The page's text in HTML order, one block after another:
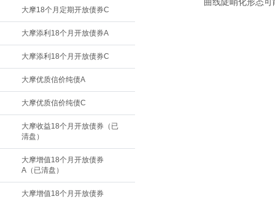
大摩18个月定期开放债券C
大摩添利18个月开放债券A
大摩添利18个月开放债券C
大摩优质信价纯债A
大摩优质信价纯债C
大摩收益18个月开放债券（已
清盘）
大摩增值18个月开放债券
A（已清盘）
大摩增值18个月开放债券